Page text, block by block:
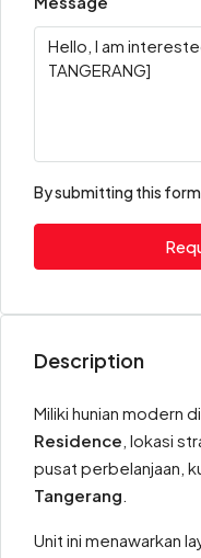
By submitting this form
Description
Miliki hunian modern
Residence , lokasi
pusat perbelanjaan,
Tangerang
Unit ini menawarkan